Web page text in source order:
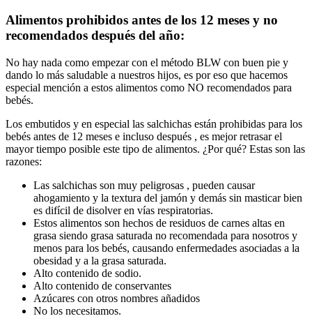
Alimentos prohibidos antes de los 12 meses y no
recomendados después del año:
No hay nada como empezar con el método BLW con buen pie y
dando lo más saludable a nuestros hijos, es por eso que hacemos
especial mención a estos alimentos como NO recomendados para
bebés.
Los embutidos y en especial las salchichas están prohibidas para los
bebés antes de 12 meses e incluso después , es mejor retrasar el
mayor tiempo posible este tipo de alimentos. ¿Por qué? Estas son las
razones:
Las salchichas son muy peligrosas , pueden causar
ahogamiento y la textura del jamón y demás sin masticar bien
es difícil de disolver en vías respiratorias.
Estos alimentos son hechos de residuos de carnes altas en
grasa siendo grasa saturada no recomendada para nosotros y
menos para los bebés, causando enfermedades asociadas a la
obesidad y a la grasa saturada.
Alto contenido de sodio.
Alto contenido de conservantes
Azúcares con otros nombres añadidos
No los necesitamos.